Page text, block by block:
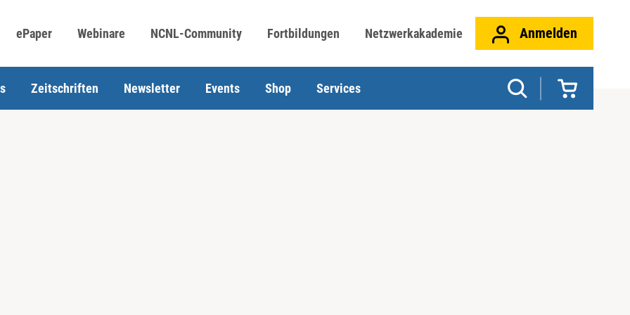
ePaper Webinare NCNL-Community Fortbildungen Netzwerkakademie Anmelden
Zeitschriften Newsletter Events Shop Services